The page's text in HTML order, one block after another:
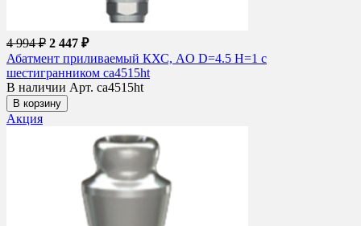
4 994 ₽ 2 447 ₽
Абатмент приливаемый КХС, AO D=4.5 H=1 с
шестигранником ca4515ht
В наличии Арт. ca4515ht
В корзину
Акция